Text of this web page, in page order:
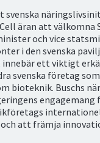
svenska
äran att välkomna
och vice
i den svenska
ett viktigt
svenska företag
bioteknik. Buschs
att främja